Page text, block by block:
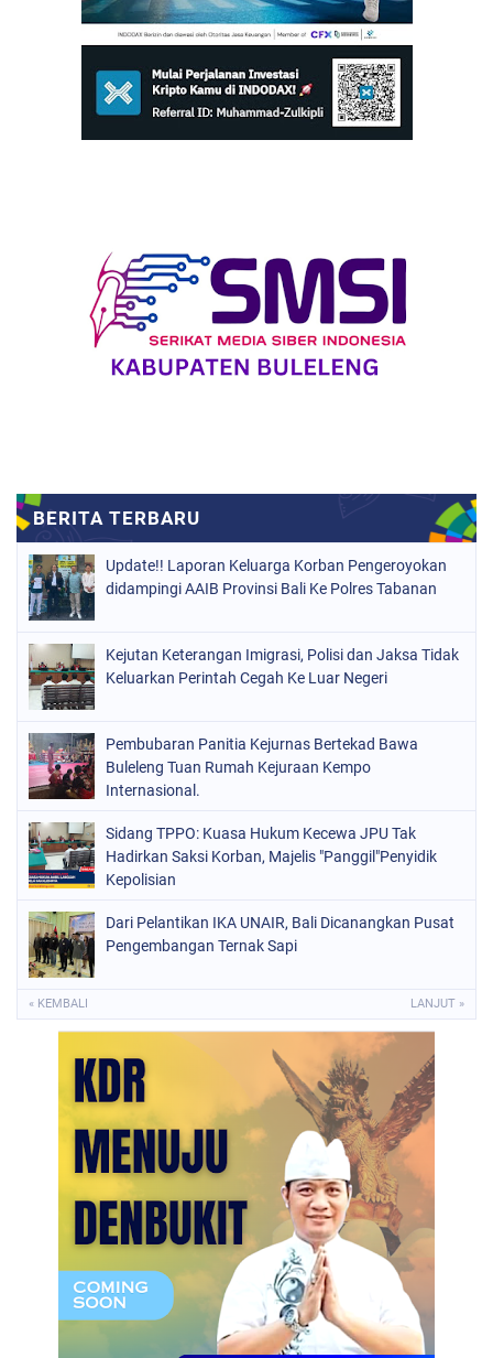
Update!! Laporan Keluarga Korban Pengeroyokan
didampingi AAIB Provinsi Bali Ke Polres Tabanan
Kejutan Keterangan Imigrasi, Polisi dan Jaksa Tidak
Keluarkan Perintah Cegah Ke Luar Negeri
Pembubaran Panitia Kejurnas Bertekad Bawa
Buleleng Tuan Rumah Kejuraan Kempo
Internasional.
Sidang TPPO: Kuasa Hukum Kecewa JPU Tak
Hadirkan Saksi Korban, Majelis "Panggil"Penyidik
Kepolisian
Dari Pelantikan IKA UNAIR, Bali Dicanangkan Pusat
Pengembangan Ternak Sapi
« KEMBALI LANJUT »